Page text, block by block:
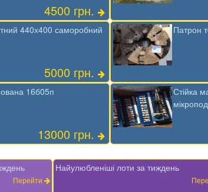
4500 грн.
440х400 саморобний
5000 грн.
Патрон
16б05п
13000 грн.
Стійка
Перейти
Найулюбленіші лоти за тиждень